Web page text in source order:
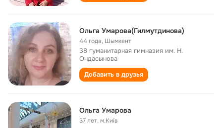
Ольга Умарова(Гилмутдинова)
44 года, Шымкент
38 гуманитарная гимназия им. Н.
Ондасынова
Добавить в друзья
Ольга Умарова
37 лет,м.Київ